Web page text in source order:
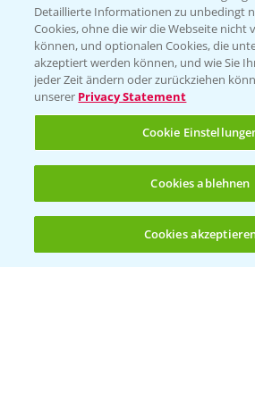
(noch 4)
KONTAKT
Hilfe in Notfällen
T.+49 (0)214/30-20220
Folgen Sie
Detaillierte Informationen zu unbedingt
Cookies, ohne die wir die Webseite nicht
können, und optionalen Cookies, die
akzeptiert werden können, und wie Sie
jeder Zeit ändern oder zurückziehen
unserer Privacy Statement
Cookie
Cookies ablehnen
Cookies